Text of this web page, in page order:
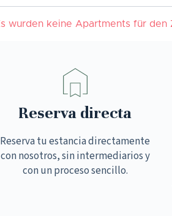
Reserva directa
Reserva tu estancia directamente
con nosotros, sin intermediarios y
con un proceso sencillo.